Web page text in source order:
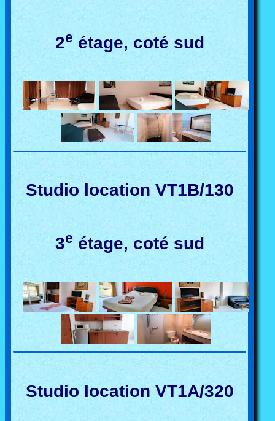
2e étage, coté sud
Studio location VT1B/130
3e étage, coté sud
Studio location VT1A/320